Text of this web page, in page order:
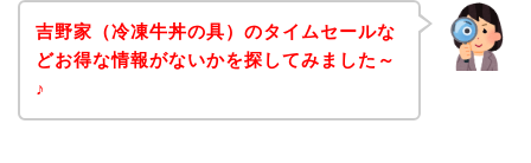
吉野家（冷凍牛丼の具）のタイムセールな
どお得な情報がないかを探してみました～
♪